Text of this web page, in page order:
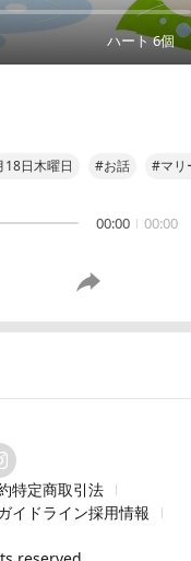
ハート 6個
18日木曜日 #お話 #マリ
00:00 00:00
特定商取引法
イドライン採用情報